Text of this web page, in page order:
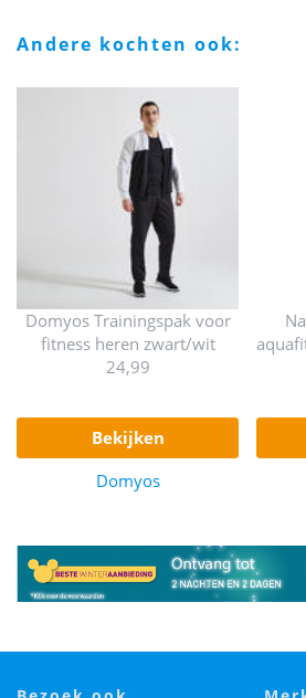
andere kochten ook:
Domyos Trainingspak voor
fitness heren zwart/wit
24,99
bekijken
Domyos